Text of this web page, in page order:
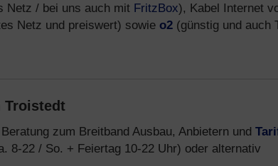
Netz / bei uns auch mit FritzBox), Kabel Internet
Netz und preiswert) sowie o2 (günstig und auch
Troistedt
zum Breitband Ausbau, Anbietern und
8-22 / So. + Feiertag 10-22 Uhr) oder alternativ